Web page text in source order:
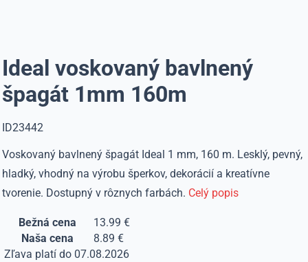
Ideal voskovaný bavlnený
špagát 1mm 160m
ID23442
Voskovaný bavlnený špagát Ideal 1 mm, 160 m. Lesklý, pevný,
hladký, vhodný na výrobu šperkov, dekorácií a kreatívne
tvorenie. Dostupný v rôznych farbách. Celý popis
Bežná cena
13.99 €
Naša cena
8.89 €
Zľava platí do 07.08.2026